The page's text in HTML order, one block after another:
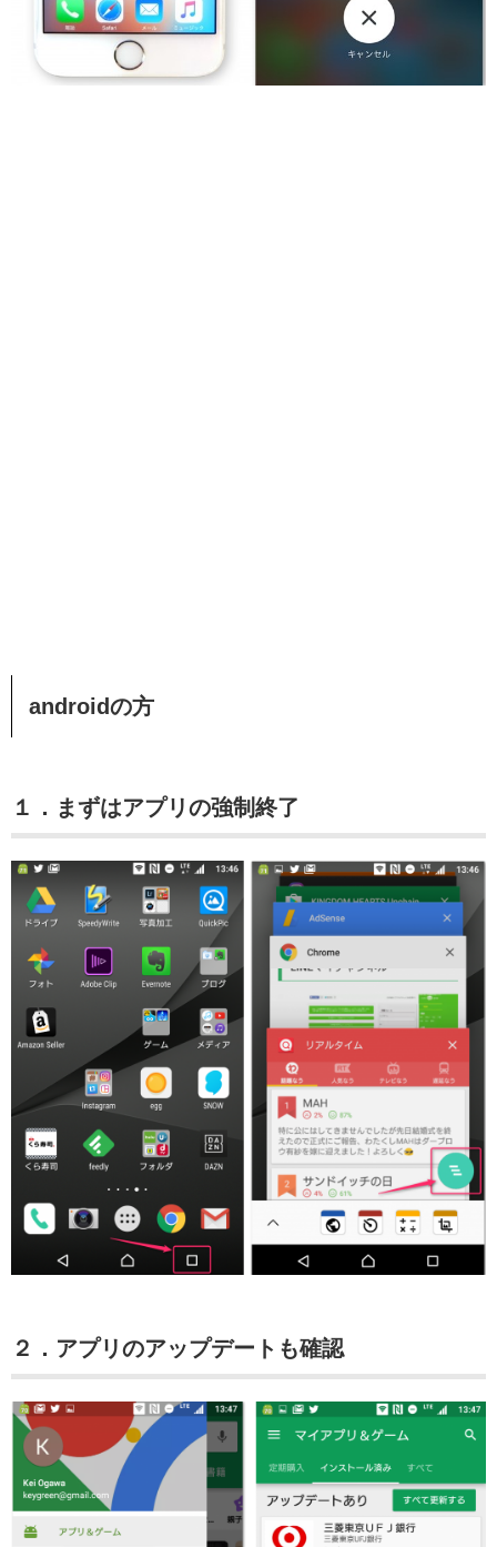
androidの方
１．まずはアプリの強制終了
２．アプリのアップデートも確認